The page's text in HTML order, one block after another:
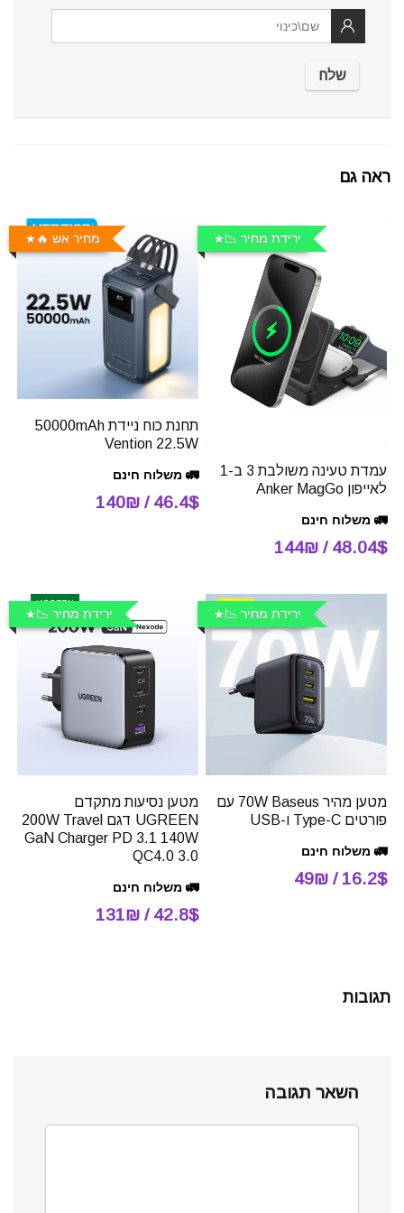
ראה גם
ירידת מחיר 📉
עמדת טעינה משולבת 3 ב-1
לאייפון Anker MagGo
🚛 משלוח חינם
48.04$ / 144₪
מחיר אש 🔥
תחנת כוח ניידת 50000mAh
Vention 22.5W
🚛 משלוח חינם
46.4$ / 140₪
ירידת מחיר 📉
מטען מהיר 70W Baseus עם
פורטים Type-C ו-USB
🚛 משלוח חינם
16.2$ / 49₪
ירידת מחיר 📉
מטען נסיעות מתקדם
UGREEN דגם 200W Travel
GaN Charger PD 3.1 140W
QC4.0 3.0
🚛 משלוח חינם
42.8$ / 131₪
תגובות
השאר תגובה